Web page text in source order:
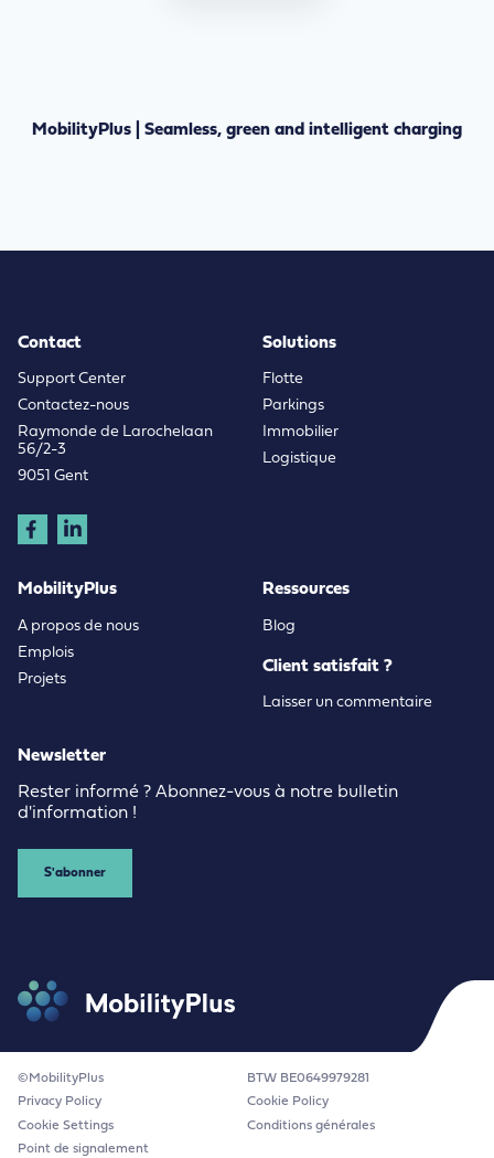
MobilityPlus | Seamless, green and intelligent charging
Contact
Support Center
Contactez-nous
Raymonde de Larochelaan
56/2-3
9051 Gent
Solutions
Flotte
Parkings
Immobilier
Logistique
MobilityPlus
A propos de nous
Emplois
Projets
Ressources
Blog
Client satisfait ?
Laisser un commentaire
Newsletter
Rester informé ? Abonnez-vous à notre bulletin
d'information !
S'abonner
©MobilityPlus
BTW BE0649979281
Privacy Policy
Cookie Policy
Cookie Settings
Conditions générales
Point de signalement